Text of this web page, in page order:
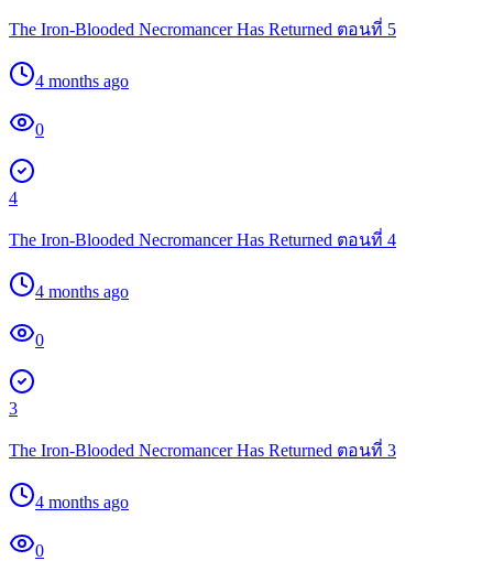
The Iron-Blooded Necromancer Has Returned ตอนที่ 5
4 months ago
0
4
The Iron-Blooded Necromancer Has Returned ตอนที่ 4
4 months ago
0
3
The Iron-Blooded Necromancer Has Returned ตอนที่ 3
4 months ago
0